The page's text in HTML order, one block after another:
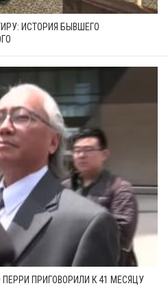
ИСТОРИЯ БЫВШЕГО
ПРИГОВОРИЛИ К 41 МЕСЯЦУ